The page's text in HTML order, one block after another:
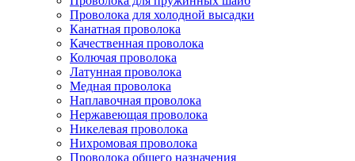
Проволока для холодной высадки
Канатная проволока
Качественная проволока
Колючая проволока
Латунная проволока
Медная проволока
Наплавочная проволока
Нержавеющая проволока
Никелевая проволока
Нихромовая проволока
Проволока общего назначения